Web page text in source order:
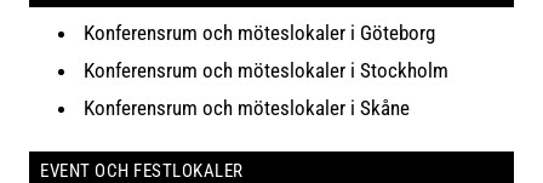
Konferensrum och möteslokaler i Göteborg
Konferensrum och möteslokaler i Stockholm
Konferensrum och möteslokaler i Skåne
EVENT OCH FESTLOKALER